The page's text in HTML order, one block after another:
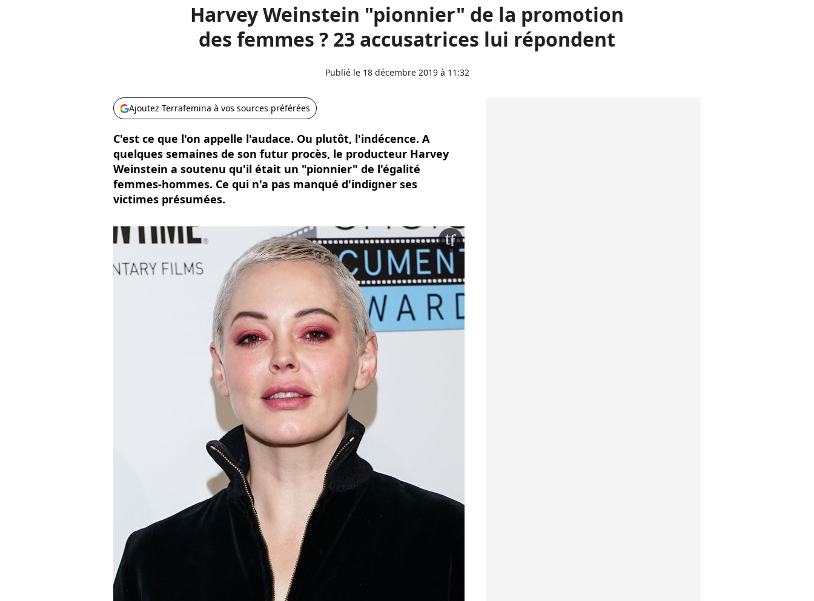
Harvey Weinstein "pionnier" de la promotion
des femmes ? 23 accusatrices lui répondent
Publié le 18 décembre 2019 à 11:32
Ajoutez Terrafemina à vos sources préférées
C'est ce que l'on appelle l'audace. Ou plutôt, l'indécence. A
quelques semaines de son futur procès, le producteur Harvey
Weinstein a soutenu qu'il était un "pionnier" de l'égalité
femmes-hommes. Ce qui n'a pas manqué d'indigner ses
victimes présumées.